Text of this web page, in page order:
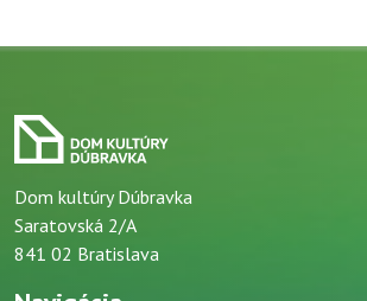
Dom kultúry Dúbravka
Saratovská 2/A
841 02 Bratislava